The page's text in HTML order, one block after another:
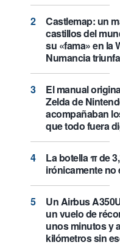
Castlemap: un
castillos del
su «fama» en la
Numancia triunfa
El manual
Zelda de
acompañaban
que todo fuera
La botella π de
irónicamente no
Un Airbus
un vuelo de
unos minutos y
kilómetros sin